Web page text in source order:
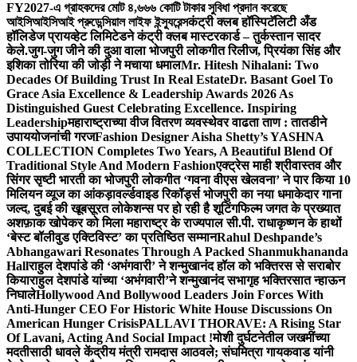
FY2027-এ গ্রাহকদের মোট ৪,৬৬৬ কোটি টাকার সুবিধা প্রদান করেছে
আইসিআইসিআই প্রুডেন্সিয়াল লাইফ ইন্স্যুরেন্সकंट्री क्लब हॉस्पिटॅलिटी अँड
हॉलिडेज प्रायव्हेट लिमिटेडने कंट्री क्लब मास्टरकार्ड – तुर्कस्तान सादर
केले.जुग-जुग जीने की दुआ वाला भोजपुरी लोकगीत रिलीज, प्रियंका सिंह और
इशिका तोरिया की जोड़ी ने मचाया धमालMr. Hitesh Nihalani: Two
Decades Of Building Trust In Real EstateDr. Basant Goel To
Grace Asia Excellence & Leadership Awards 2026 As
Distinguished Guest Celebrating Excellence. Inspiring
Leadershipमहाराष्ट्राच्या वीज वितरण व्यवस्थेवर वाढता ताण : तातडीने
उपाययोजनांची गरजFashion Designer Aisha Shetty’s YASHNA
COLLECTION Completes Two Years, A Beautiful Blend Of
Traditional Style And Modern Fashionएक्ट्रेस माही श्रीवास्तव और
सिंगर सृष्टी भारती का भोजपुरी लोकगीत ‘गवना वीएस खेलवना’ ने पार किया 10
मिलियन व्यूज का आंकड़ावर्ल्डवाइड रिकॉर्ड्स भोजपुरी का नया धमाकेदार गाना
जल्द, दुबई की खूबसूरत लोकेशन्स पर हो रही है शूटिंगफिल्म जगत के प्रख्यात
अशफ़ाक खोपेकर को मिला महाराष्ट्र के राज्यपाल सी.पी. राधाकृष्णन के हाथों
‘बेस्ट बॉलीवुड एक्टिविस्ट’ का प्रतिष्ठित सम्मानRahul Deshpande’s
Abhangawari Resonates Through A Packed Shanmukhananda
Hallराहुल देशपांडे की ‘अभंगवारी’ ने शन्मुखानंद हॉल को भक्तिरस से सराबोर
कियाराहुल देशपांडे यांच्या ‘अभंगवारी’ने शन्मुखानंद सभागृह भक्तिरसात न्हाऊन
निघालेHollywood And Bollywood Leaders Join Forces With
Anti-Hunger CEO For Historic White House Discussions On
American Hunger CrisisPALLAVI THORAVE: A Rising Star
Of Lavani, Acting And Social Impact !मोशी दुर्घटनेतील जखमींच्या
मदतीसाठी धावले केंद्रीय मंत्री रामदास आठवले; संघमित्रा गायकवाड यांनी